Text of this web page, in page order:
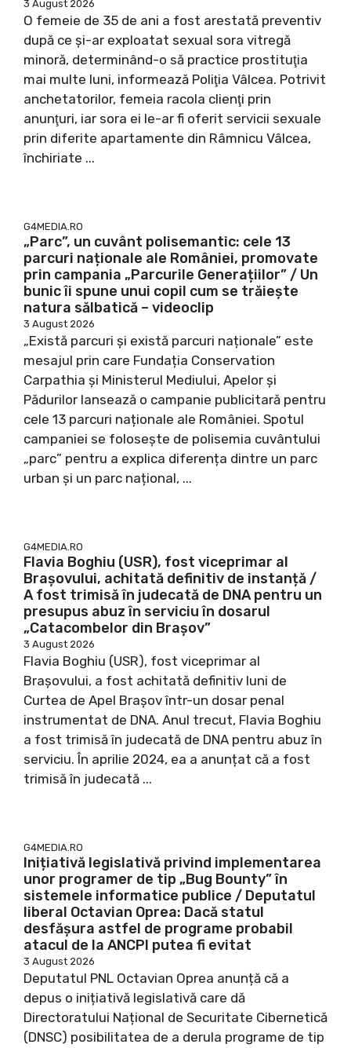
3 August 2026
O femeie de 35 de ani a fost arestată preventiv
după ce şi-ar exploatat sexual sora vitregă
minoră, determinând-o să practice prostituţia
mai multe luni, informează Poliţia Vâlcea. Potrivit
anchetatorilor, femeia racola clienţi prin
anunţuri, iar sora ei le-ar fi oferit servicii sexuale
prin diferite apartamente din Râmnicu Vâlcea,
închiriate ...
G4MEDIA.RO
„Parc”, un cuvânt polisemantic: cele 13
parcuri naționale ale României, promovate
prin campania „Parcurile Generațiilor” / Un
bunic îi spune unui copil cum se trăiește
natura sălbatică – videoclip
3 August 2026
„Există parcuri și există parcuri naționale” este
mesajul prin care Fundația Conservation
Carpathia și Ministerul Mediului, Apelor și
Pădurilor lansează o campanie publicitară pentru
cele 13 parcuri naționale ale României. Spotul
campaniei se folosește de polisemia cuvântului
„parc” pentru a explica diferența dintre un parc
urban și un parc național, ...
G4MEDIA.RO
Flavia Boghiu (USR), fost viceprimar al
Brașovului, achitată definitiv de instanță /
A fost trimisă în judecată de DNA pentru un
presupus abuz în serviciu în dosarul
„Catacombelor din Brașov”
3 August 2026
Flavia Boghiu (USR), fost viceprimar al
Brașovului, a fost achitată definitiv luni de
Curtea de Apel Brașov într-un dosar penal
instrumentat de DNA. Anul trecut, Flavia Boghiu
a fost trimisă în judecată de DNA pentru abuz în
serviciu. În aprilie 2024, ea a anunțat că a fost
trimisă în judecată ...
G4MEDIA.RO
Inițiativă legislativă privind implementarea
unor programer de tip „Bug Bounty” în
sistemele informatice publice / Deputatul
liberal Octavian Oprea: Dacă statul
desfășura astfel de programe probabil
atacul de la ANCPI putea fi evitat
3 August 2026
Deputatul PNL Octavian Oprea anunță că a
depus o inițiativă legislativă care dă
Directoratului Național de Securitate Cibernetică
(DNSC) posibilitatea de a derula programe de tip